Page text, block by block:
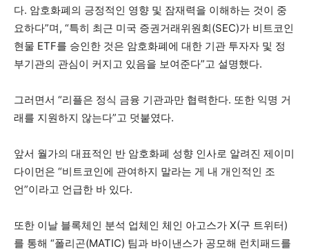
다. 암호화폐의 긍정적인 영향 및 잠재력을 이해하는 것이 중
요하다”며, “특히 최근 미국 증권거래위원회(SEC)가 비트코인
현물 ETF를 승인한 것은 암호화폐에 대한 기관 투자자 및 정
부기관의 관심이 커지고 있음을 보여준다”고 설명했다.
그러면서 “리플은 정식 금융 기관과만 협력한다. 또한 익명 거
래를 지원하지 않는다”고 덧붙였다.
앞서 월가의 대표적인 반 암호화폐 성향 인사로 알려진 제이미
다이먼은 “비트코인에 관여하지 말라는 게 내 개인적인 조
언”이라고 언급한 바 있다.
또한 이날 블록체인 분석 업체인 체인 아고스가 X(구 트위터)
를 통해 “폴리곤(MATIC) 팀과 바이낸스가 공모해 런치패드를